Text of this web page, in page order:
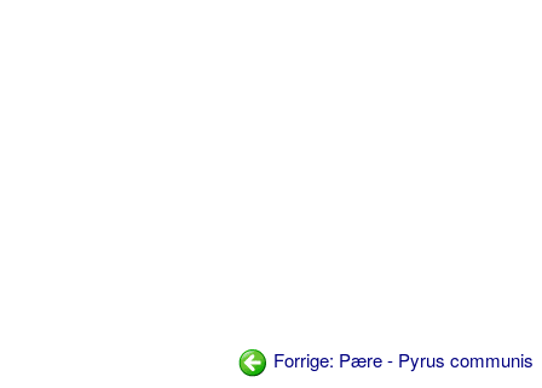
Forrige: Pære - Pyrus communis